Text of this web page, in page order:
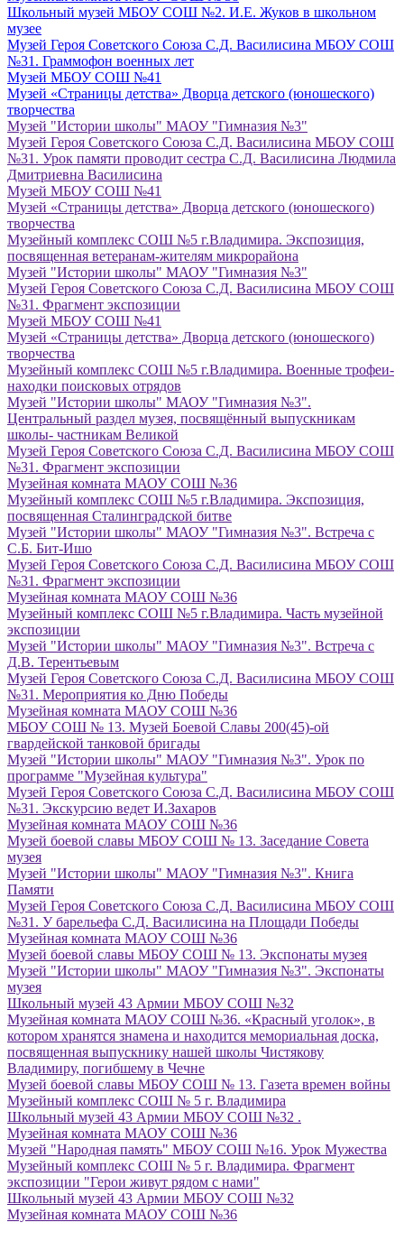
Школьный музей МБОУ СОШ №2. И.Е. Жуков в школьном
музее
Музей Героя Советского Союза С.Д. Василисина МБОУ СОШ
№31. Граммофон военных лет
Музей МБОУ СОШ №41
Музей «Страницы детства» Дворца детского (юношеского)
творчества
Музей "Истории школы" МАОУ "Гимназия №3"
Музей Героя Советского Союза С.Д. Василисина МБОУ СОШ
№31. Урок памяти проводит сестра С.Д. Василисина Людмила
Дмитриевна Василисина
Музей МБОУ СОШ №41
Музей «Страницы детства» Дворца детского (юношеского)
творчества
Музейный комплекс СОШ №5 г.Владимира. Экспозиция,
посвященная ветеранам-жителям микрорайона
Музей "Истории школы" МАОУ "Гимназия №3"
Музей Героя Советского Союза С.Д. Василисина МБОУ СОШ
№31. Фрагмент экспозиции
Музей МБОУ СОШ №41
Музей «Страницы детства» Дворца детского (юношеского)
творчества
Музейный комплекс СОШ №5 г.Владимира. Военные трофеи-
находки поисковых отрядов
Музей "Истории школы" МАОУ "Гимназия №3".
Центральный раздел музея, посвящённый выпускникам
школы- частникам Великой
Музей Героя Советского Союза С.Д. Василисина МБОУ СОШ
№31. Фрагмент экспозиции
Музейная комната МАОУ СОШ №36
Музейный комплекс СОШ №5 г.Владимира. Экспозиция,
посвященная Сталинградской битве
Музей "Истории школы" МАОУ "Гимназия №3". Встреча с
С.Б. Бит-Ишо
Музей Героя Советского Союза С.Д. Василисина МБОУ СОШ
№31. Фрагмент экспозиции
Музейная комната МАОУ СОШ №36
Музейный комплекс СОШ №5 г.Владимира. Часть музейной
экспозиции
Музей "Истории школы" МАОУ "Гимназия №3". Встреча с
Д.В. Терентьевым
Музей Героя Советского Союза С.Д. Василисина МБОУ СОШ
№31. Мероприятия ко Дню Победы
Музейная комната МАОУ СОШ №36
МБОУ СОШ № 13. Музей Боевой Славы 200(45)-ой
гвардейской танковой бригады
Музей "Истории школы" МАОУ "Гимназия №3". Урок по
программе "Музейная культура"
Музей Героя Советского Союза С.Д. Василисина МБОУ СОШ
№31. Экскурсию ведет И.Захаров
Музейная комната МАОУ СОШ №36
Музей боевой славы МБОУ СОШ № 13. Заседание Совета
музея
Музей "Истории школы" МАОУ "Гимназия №3". Книга
Памяти
Музей Героя Советского Союза С.Д. Василисина МБОУ СОШ
№31. У барельефа С.Д. Василисина на Площади Победы
Музейная комната МАОУ СОШ №36
Музей боевой славы МБОУ СОШ № 13. Экспонаты музея
Музей "Истории школы" МАОУ "Гимназия №3". Экспонаты
музея
Школьный музей 43 Армии МБОУ СОШ №32
Музейная комната МАОУ СОШ №36. «Красный уголок», в
котором хранятся знамена и находится мемориальная доска,
посвященная выпускнику нашей школы Чистякову
Владимиру, погибшему в Чечне
Музей боевой славы МБОУ СОШ № 13. Газета времен войны
Музейный комплекс СОШ № 5 г. Владимира
Школьный музей 43 Армии МБОУ СОШ №32 .
Музейная комната МАОУ СОШ №36
Музей "Народная память" МБОУ СОШ №16. Урок Мужества
Музейный комплекс СОШ № 5 г. Владимира. Фрагмент
экспозиции "Герои живут рядом с нами"
Школьный музей 43 Армии МБОУ СОШ №32
Музейная комната МАОУ СОШ №36